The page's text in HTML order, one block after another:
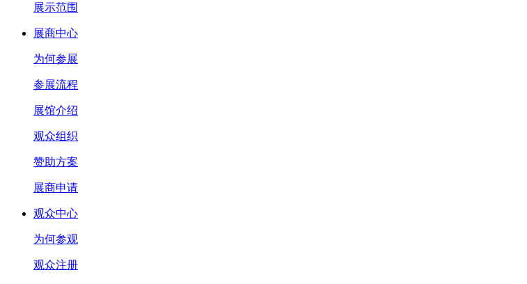
展示范围
展商中心
为何参展
参展流程
展馆介绍
观众组织
赞助方案
展商申请
观众中心
为何参观
观众注册